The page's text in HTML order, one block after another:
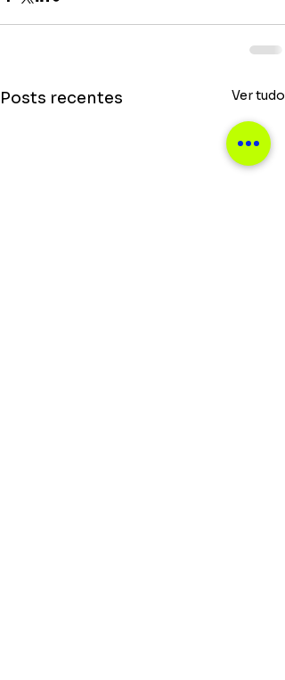
Posts recentes Ver tudo